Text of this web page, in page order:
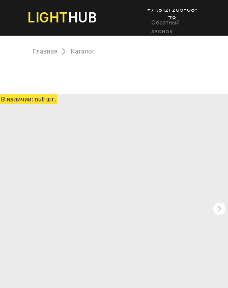
LIGHTHUB
+7 (812) 209-08-
78
Обратный
звонок
Каталог
Главная